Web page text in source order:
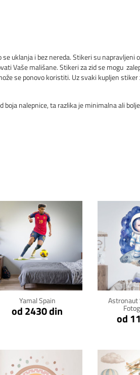
uklanja i bez nereda. Stikeri su napravljeni
Vaše mališane. Stikeri za zid se mogu
se ponovo koristiti. Uz svaki kupljen stiker
nalepnice, ta razlika je minimalna ali
Yamal Spain
od 2430 din
Klikni za detalje
Astronaut
od
Klikni